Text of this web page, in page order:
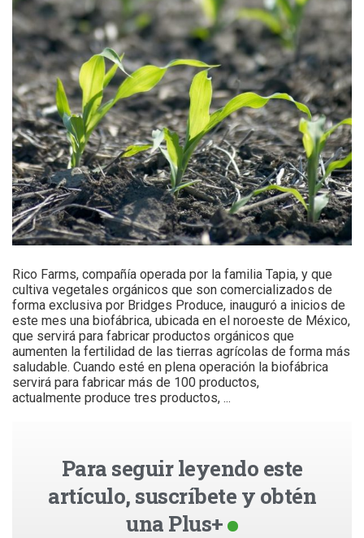
Rico Farms, compañía operada por la familia Tapia, y que
cultiva vegetales orgánicos que son comercializados de
forma exclusiva por Bridges Produce, inauguró a inicios de
este mes una biofábrica, ubicada en el noroeste de México,
que servirá para fabricar productos orgánicos que
aumenten la fertilidad de las tierras agrícolas de forma más
saludable. Cuando esté en plena operación la biofábrica
servirá para fabricar más de 100 productos,
actualmente produce tres productos, ...
Para seguir leyendo este
artículo, suscríbete y obtén
una Plus+